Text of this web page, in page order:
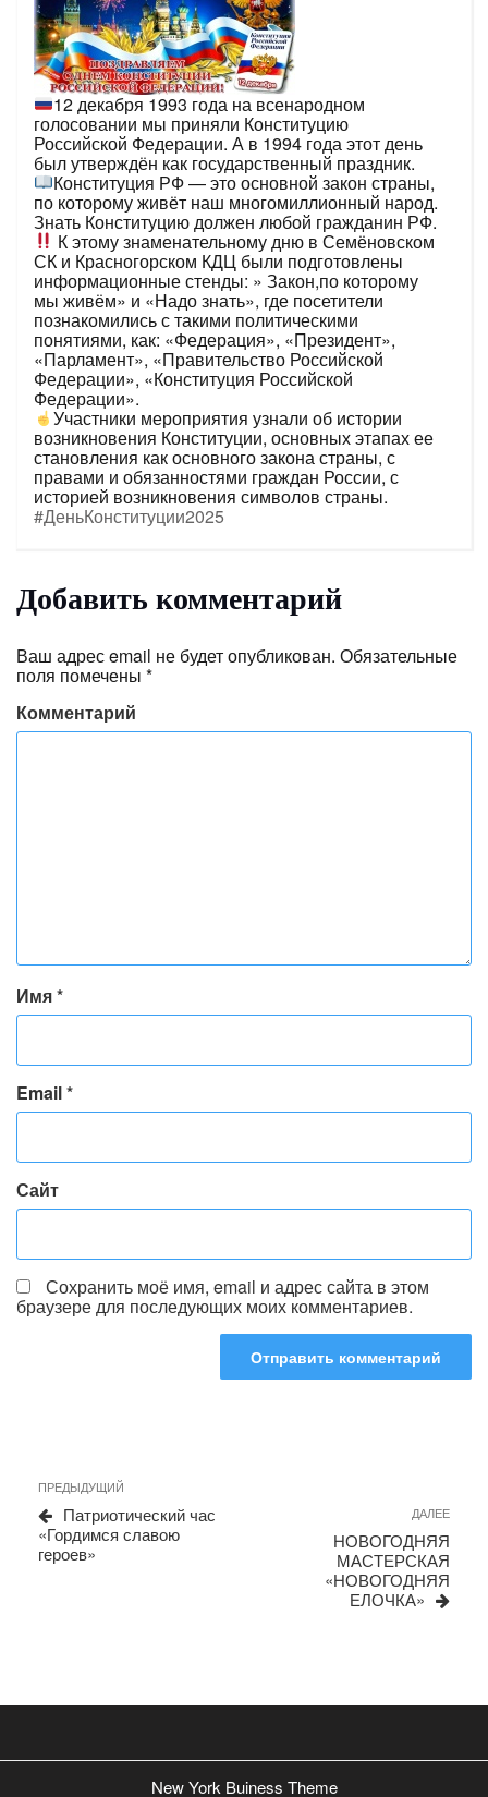
12 декабря 1993 года на всенародном
голосовании мы приняли Конституцию
Российской Федерации. А в 1994 года этот день
был утверждён как государственный праздник.
Конституция РФ — это основной закон страны,
по которому живёт наш многомиллионный народ.
Знать Конституцию должен любой гражданин РФ.
К этому знаменательному дню в Семёновском
СК и Красногорском КДЦ были подготовлены
информационные стенды: » Закон,по которому
мы живём» и «Надо знать», где посетители
познакомились с такими политическими
понятиями, как: «Федерация», «Президент»,
«Парламент», «Правительство Российской
Федерации», «Конституция Российской
Федерации».
Участники мероприятия узнали об истории
возникновения Конституции, основных этапах ее
становления как основного закона страны, с
правами и обязанностями граждан России, с
историей возникновения символов страны.
#ДеньКонституции2025
Добавить комментарий
Ваш адрес email не будет опубликован. Обязательные
поля помечены *
Комментарий
Имя*
Email*
Сайт
Сохранить моё имя, email и адрес сайта в этом
браузере для последующих моих комментариев.
Навигация
по
записям
Предыдущая
запись
ПРЕДЫДУЩИЙ
Патриотический час
«Гордимся славою
героев»
ДАЛЕЕ
НОВОГОДНЯЯ
МАСТЕРСКАЯ
«НОВОГОДНЯЯ
ЕЛОЧКА»
New York Buiness Theme